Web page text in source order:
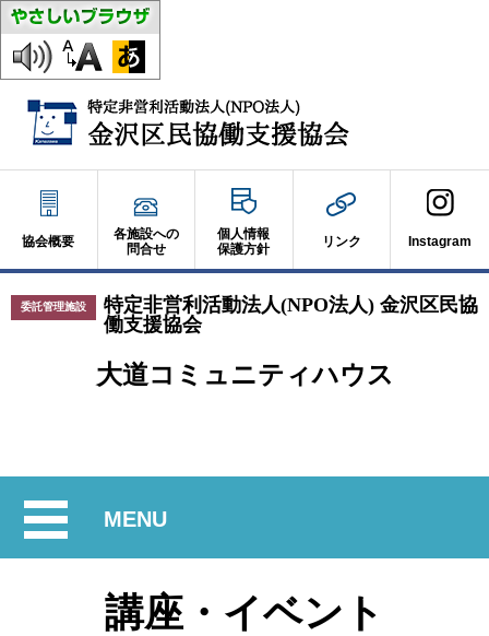
協会概要
各施設への
問合せ
個人情報
保護方針
リンク Instagram
特定非営利活動法人(NPO法人) 金沢区民協
働支援協会
委託管理施設
大道コミュニティハウス
MENU開
閉
講座・イベント